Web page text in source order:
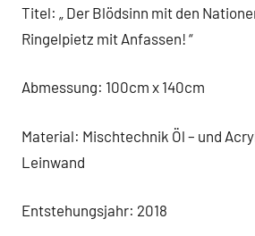
Titel: „ Der Blödsinn mit den
Ringelpietz mit Anfassen! “
Abmessung: 100cm x 140cm
Material: Mischtechnik Öl – und
Leinwand
Entstehungsjahr: 2018